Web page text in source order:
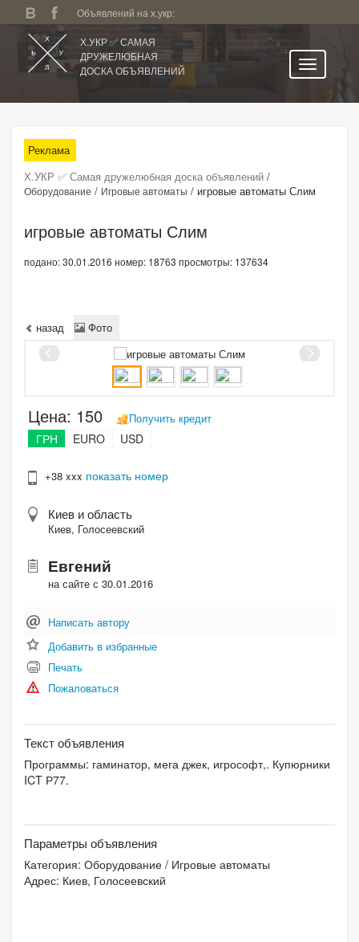
Объявлений на х.укр:
Х.УКР ✅ САМАЯ
ДРУЖЕЛЮБНАЯ
ДОСКА ОБЪЯВЛЕНИЙ
Все регионы
Категории
Избранное
Поиск по сайту
Подать объявление
Реклама
Х.УКР ✅ Самая дружелюбная доска объявлений /
Оборудование / Игровые автоматы / игровые автоматы Слим
игровые автоматы Слим
подано: 30.01.2016 номер: 18763 просмотры: 137634
назад Фото
Цена: 150 Получить кредит
ГРН EURO USD
+38 xxx показать номер
Киев и область
Киев, Голосеевский
Евгений
на сайте с 30.01.2016
Написать автору
Добавить в избранные
Печать
Пожаловаться
Текст объявления
Программы: гаминатор, мега джек, игрософт,. Купюрники
ICT Р77.
Параметры объявления
Категория: Оборудование / Игровые автоматы
Адрес: Киев, Голосеевский